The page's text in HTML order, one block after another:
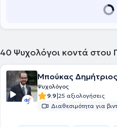
του Ψυχολόγου στη διαχείριση της
ψυχοκοινωνική αποκατάσταση, Το
40 Ψυχολόγοι κοντά στου
Μπούκας Δημήτριος
Ψυχολόγος
9.9|25 αξιολογήσεις
Διαθεσιμότητα για